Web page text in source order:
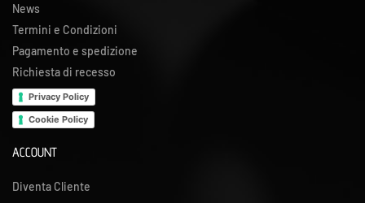
News
Termini e Condizioni
Pagamento e spedizione
Richiesta di recesso
Privacy Policy
Cookie Policy
ACCOUNT
Diventa Cliente